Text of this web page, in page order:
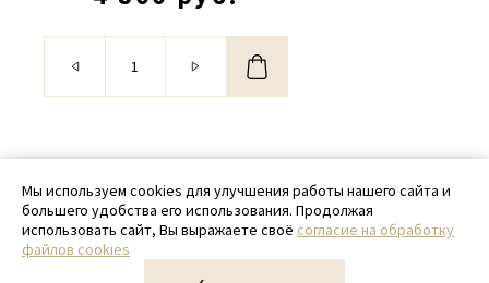
© 2020 - 2026 SamPack
+ 7 (918) 699-97-87
zakaz@sampack.store
Мы используем cookies для улучшения работы нашего сайта и
большего удобства его использования. Продолжая
использовать сайт, Вы выражаете своё согласие на обработку
файлов cookies